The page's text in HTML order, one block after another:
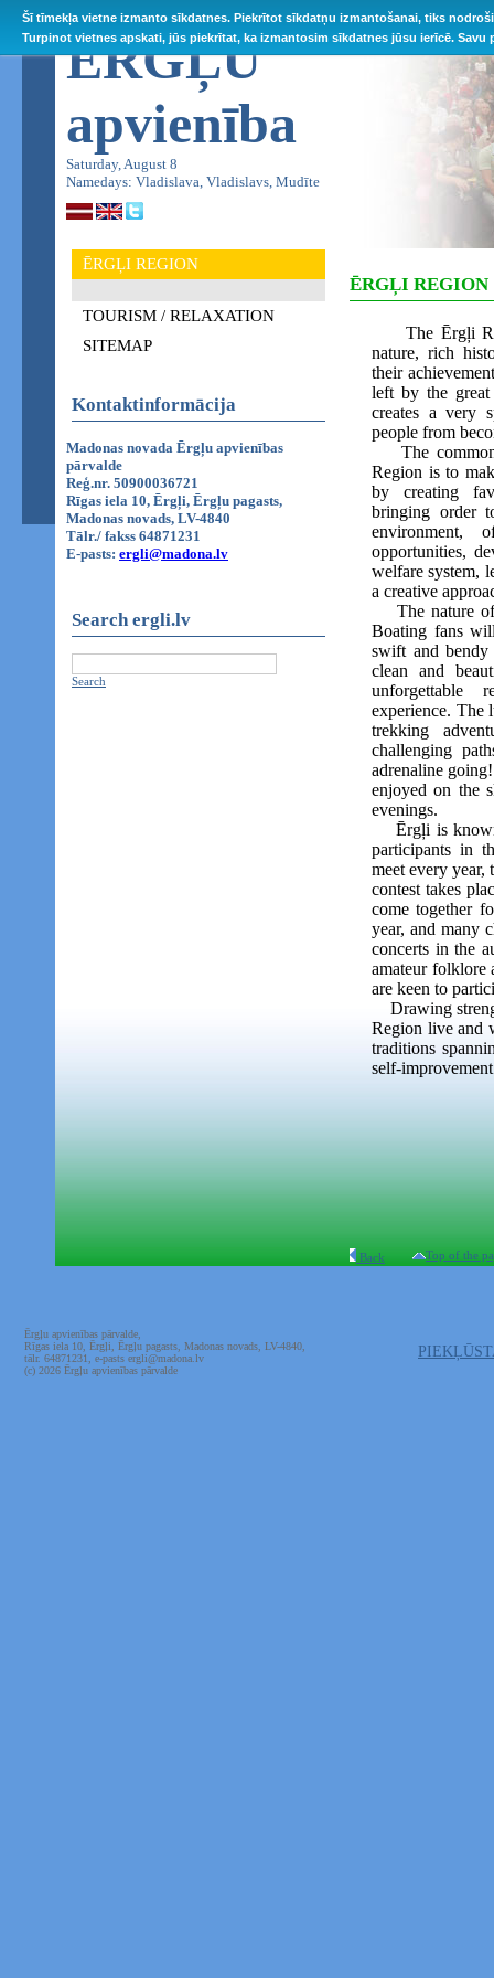
Šī tīmekļa vietne izmanto sīkdatnes. Piekrītot sīkdatņu izmantošanai, tiks
Turpinot vietnes apskati, jūs piekrītat, ka izmantosim sīkdatnes jūsu ierīcē.
ĒRGĻU
apvienība
Saturday, August 8
Namedays: Vladislava, Vladislavs, Mudīte
ĒRGĻI REGION
TOURISM / RELAXATION
SITEMAP
Kontaktinformācija
Madonas novada Ērgļu apvienības
pārvalde
Reģ.nr. 50900036721
Rīgas iela 10, Ērgļi, Ērgļu pagasts,
Madonas novads, LV-4840
Tālr./ fakss 64871231
E-pasts: ergli@madona.lv
Search ergli.lv
Search
ĒRGĻI REGION
The Ērgļi
nature, rich
their
left by the
creates a very
people from
The common
Region is to
by creating
bringing order
environment,
opportunities,
welfare system,
a creative
The nature of
Boating fans
swift and
clean and
unforgettable
experience. The
trekking
challenging
adrenaline
enjoyed on the
evenings.
Ērgļi is known
participants in
meet every year,
contest takes
come together
year, and many
concerts in the
amateur folklore
are keen to
Drawing
Region live and
traditions
self-
Back Top of the
Ērgļu apvienības pārvalde,
Rīgas iela 10, Ērgļi, Ērgļu pagasts, Madonas novads, LV-4840,
tālr. 64871231, e-pasts ergli@madona.lv
(c) 2026 Ērgļu apvienības pārvalde